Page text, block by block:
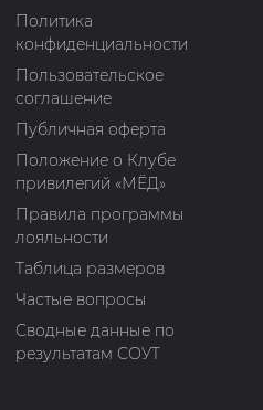
Политика
конфиденциальности
Пользовательское
соглашение
Публичная оферта
Положение о Клубе
привилегий «МЁД»
Правила программы
лояльности
Таблица размеров
Частые вопросы
Сводные данные по
результатам СОУТ